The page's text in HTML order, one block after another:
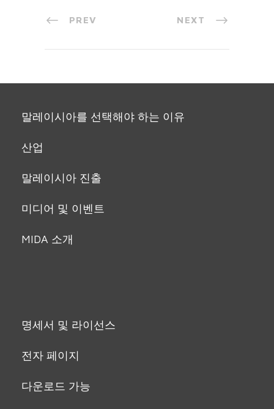
PREV NEXT
말레이시아를 선택해야 하는 이유
산업
말레이시아 진출
미디어 및 이벤트
MIDA 소개
명세서 및 라이선스
전자 페이지
다운로드 가능